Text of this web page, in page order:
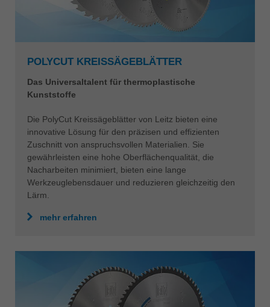
POLYCUT KREISSÄGEBLÄTTER
Das Universaltalent für thermoplastische
Kunststoffe
Die PolyCut Kreissägeblätter von Leitz bieten eine
innovative Lösung für den präzisen und effizienten
Zuschnitt von anspruchsvollen Materialien. Sie
gewährleisten eine hohe Oberflächenqualität, die
Nacharbeiten minimiert, bieten eine lange
Werkzeuglebensdauer und reduzieren gleichzeitig den
Lärm.
mehr erfahren